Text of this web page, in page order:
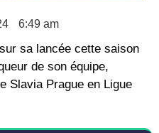
6:49 am
sa lancée cette saison
de son équipe,
Slavia Prague en Ligue